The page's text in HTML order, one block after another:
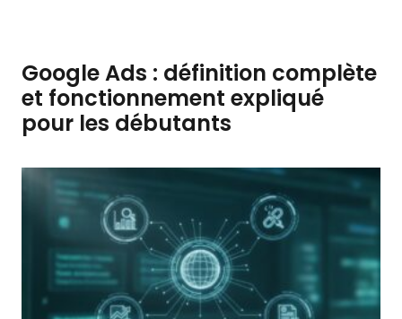
Google Ads : définition complète
et fonctionnement expliqué
pour les débutants